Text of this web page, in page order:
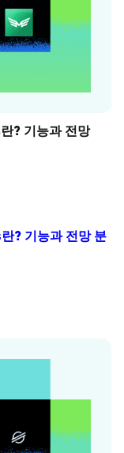
? 기능과 전망
? 기능과 전망 분